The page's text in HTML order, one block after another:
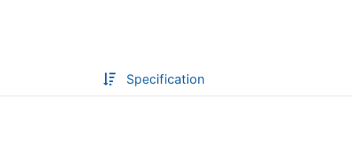
Specification
o singură soluție
Scalabil de la 1 robot la zeci de unități